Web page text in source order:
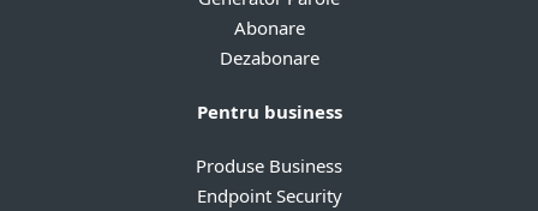
Abonare
Dezabonare
Pentru business
Produse Business
Endpoint Security